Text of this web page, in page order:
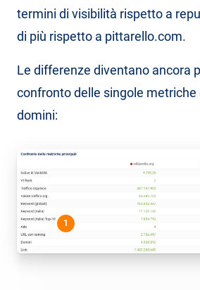
termini di visibilità rispetto a
di più rispetto a pittarello.com.
Le differenze diventano ancora
confronto delle singole metriche
domini:
1